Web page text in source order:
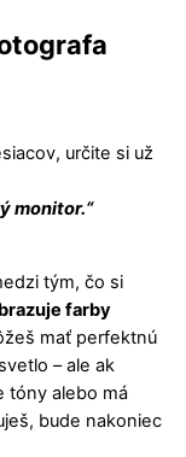
určite si už
monitor.“
tým, čo si
farby
mať perfektnú
– ale ak
tóny alebo má
bude nakoniec